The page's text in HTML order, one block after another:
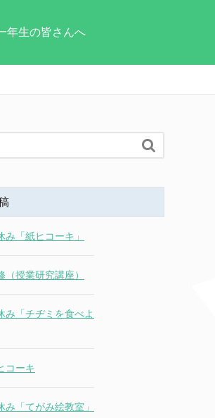
年生の皆さんへ

み「紙ヒコーキ」
（授業研究講座）
み「チヂミを食べよ
コーキ
み「てがみ絵教室」